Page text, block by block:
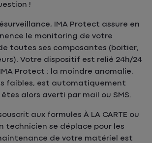
!
IMA Protect assure en
le monitoring de votre
toutes ses composantes (boitier,
Votre dispositif est relié 24h/24
Protect : la moindre anomalie,
faibles, est automatiquement
alors averti par mail ou SMS.
aux formules À LA CARTE ou
technicien se déplace pour les
de votre matériel est